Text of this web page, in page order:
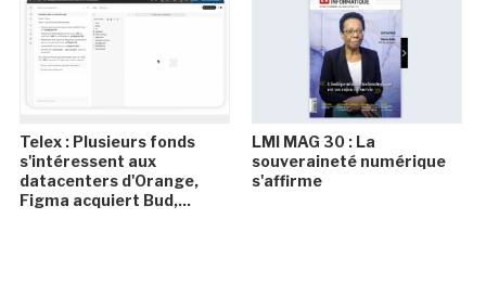
Telex : Plusieurs fonds
s'intéressent aux
datacenters d'Orange,
Figma acquiert Bud,...
LMI MAG 30 : La
souveraineté numérique
s'affirme